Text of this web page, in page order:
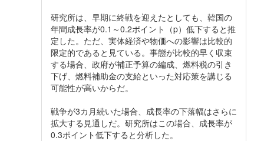
研究所は、早期に終戦を迎えたとしても、韓国の
年間成長率が0.1～0.2ポイント（p）低下すると推
定した。ただ、実体経済や物価への影響は比較的
限定的であると見ている。事態が比較的早く収束
する場合、政府が補正予算の編成、燃料税の引き
下げ、燃料補助金の支給といった対応策を講じる
可能性が高いからだ。
戦争が3カ月続いた場合、成長率の下落幅はさらに
拡大する見通しだ。研究所はこの場合、成長率が
0.3ポイント低下すると分析した。